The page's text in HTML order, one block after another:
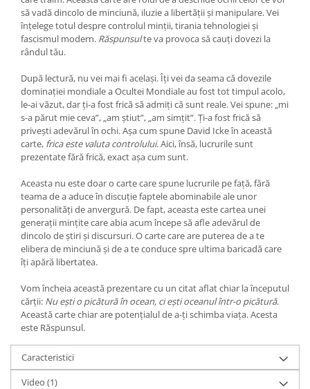
să vadă dincolo de minciună, iluzie a libertății și manipulare. Vei
înțelege totul despre controlul minții, tirania tehnologiei și
fascismul modern. Răspunsulte va provoca să cauți dovezi la
rândul tău.
După lectură, nu vei mai fi același. Îți vei da seama că dovezile
dominației mondiale a Ocultei Mondiale au fost tot timpul acolo,
le-ai văzut, dar ți-a fost frică să admiți că sunt reale. Vei spune: „mi
s-a părut mie ceva”, „am știut”, „am simțit”. Ți-a fost frică să
privești adevărul în ochi. Așa cum spune David Icke în această
carte, frica este valuta controlului.Aici, însă, lucrurile sunt
prezentate fără frică, exact așa cum sunt.
Aceasta nu este doar o carte care spune lucrurile pe față, fără
teama de a aduce în discuție faptele abominabile ale unor
personalități de anvergură. De fapt, aceasta este cartea unei
generații mințite care abia acum începe să afle adevărul de
dincolo de știri și discursuri. O carte care are puterea de a te
elibera de minciună și de a te conduce spre ultima baricadă care
îți apără libertatea.
Vom încheia această prezentare cu un citat aflat chiar la începutul
cărții: Nu ești o picătură în ocean, ci ești oceanul într-o picătură.
Această carte chiar are potențialul de a-ți schimba viața. Acesta
este Răspunsul.
Caracteristici
Video (1)